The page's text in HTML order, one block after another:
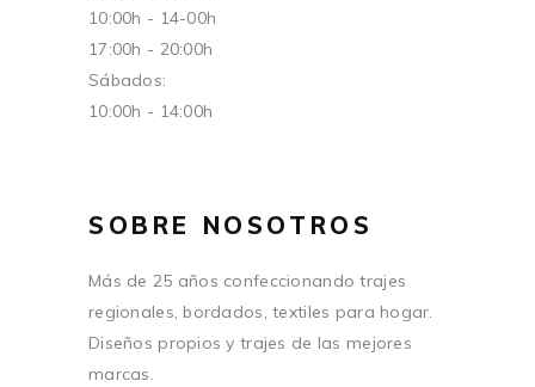
10:00h - 14-00h
17:00h - 20:00h
Sábados:
10:00h - 14:00h
SOBRE NOSOTROS
Más de 25 años confeccionando trajes
regionales, bordados, textiles para hogar.
Diseños propios y trajes de las mejores
marcas.